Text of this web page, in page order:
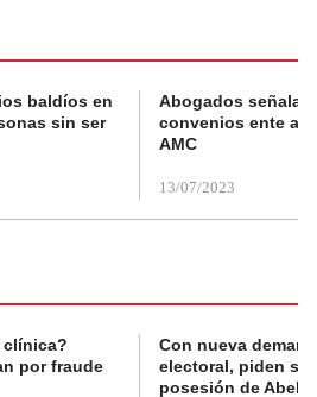
baldíos en
sin ser
Abogados
convenios ente
AMC
13/07/2023
por fraude
Con nueva
electoral, piden
posesión de